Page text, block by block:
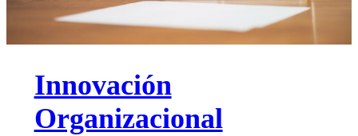
Innovación
Organizacional